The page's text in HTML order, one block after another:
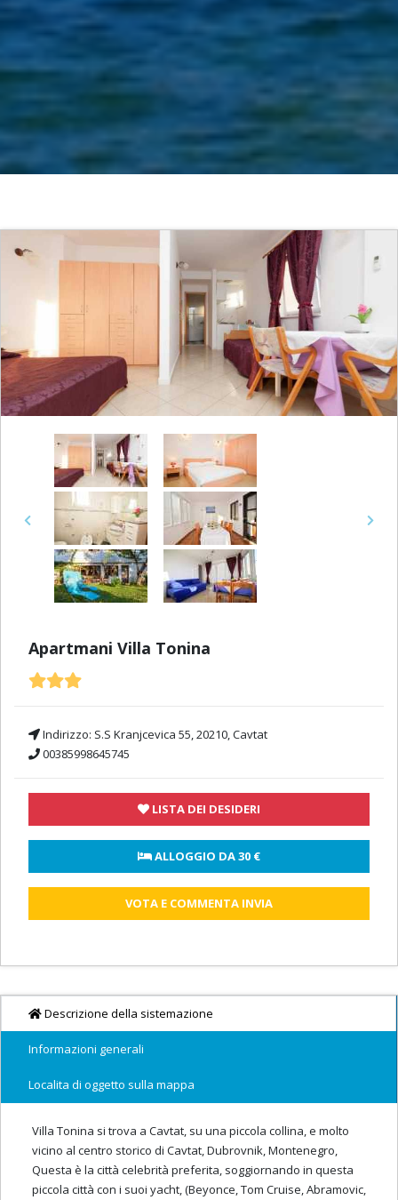
Previous Next
Apartmani Villa Tonina
Indirizzo: S.S Kranjcevica 55, 20210, Cavtat
00385998645745
LISTA DEI DESIDERI
ALLOGGIO DA 30 €
VOTA E COMMENTA INVIA
Descrizione della sistemazione
Informazioni generali
Localita di oggetto sulla mappa
Villa Tonina si trova a Cavtat, su una piccola collina, e molto
vicino al centro storico di Cavtat, Dubrovnik, Montenegro,
Questa è la città celebrità preferita, soggiornando in questa
piccola città con i suoi yacht, (Beyonce, Tom Cruise, Abramovic,